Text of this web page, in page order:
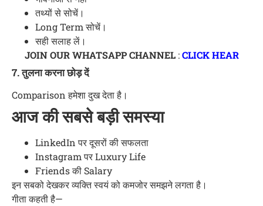
तथ्यों से सोचें।
Long Term सोचें।
सही सलाह लें।
JOIN OUR WHATSAPP CHANNEL:CLICK HEAR
7. तुलना करना छोड़ दें
Comparison हमेशा दुख देता है।
आज की सबसे बड़ी समस्या
LinkedIn पर दूसरों की सफलता
Instagram पर Luxury Life
Friends की Salary
इन सबको देखकर व्यक्ति स्वयं को कमजोर समझने लगता है।
गीता कहती है—